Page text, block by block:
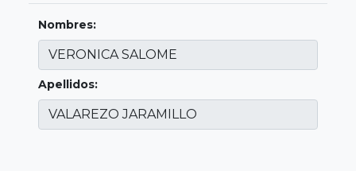
Nombres:
Apellidos: